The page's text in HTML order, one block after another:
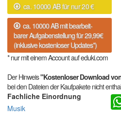
ca. 10000 AB für nur 20 €
ca. 10000 AB mit bearbeit-
barer Aufgabenstellung für 29,99€
(inklusive kostenloser Updates*)
* nur mit einem Account auf eduki.com
Der Hinweis"Kostenloser Download
bei den Dateien der Kaufpakete nicht
Fachliche Einordnung
Musik